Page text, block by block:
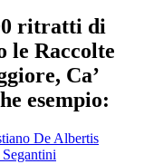
ritratti di
le Raccolte
Ca’
esempio:
De Albertis